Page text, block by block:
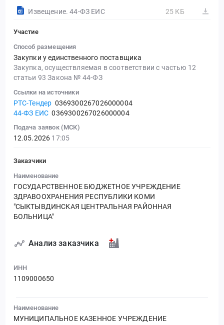
Извещение. 44-ФЗ ЕИС
25 КБ
Участие
Способ размещения
Закупки у единственного поставщика
Закупка, осуществляемая в соответствии с частью 12
статьи 93 Закона № 44-ФЗ
Ссылки на источники
РТС-Тендер 0369300267026000004
44-ФЗ ЕИС 0369300267026000004
Подача заявок (МСК)
12.05.2026 17:05
Заказчики
Наименование
ГОСУДАРСТВЕННОЕ БЮДЖЕТНОЕ УЧРЕЖДЕНИЕ
ЗДРАВООХРАНЕНИЯ РЕСПУБЛИКИ КОМИ
"СЫКТЫВДИНСКАЯ ЦЕНТРАЛЬНАЯ РАЙОННАЯ
БОЛЬНИЦА"
Анализ заказчика
ИНН
1109000650
Наименование
МУНИЦИПАЛЬНОЕ КАЗЕННОЕ УЧРЕЖДЕНИЕ